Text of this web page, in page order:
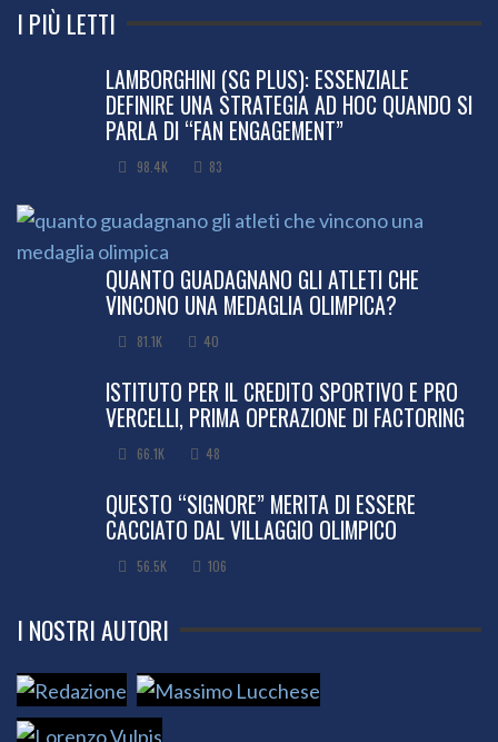
I PIÙ LETTI
LAMBORGHINI (SG PLUS): ESSENZIALE
DEFINIRE UNA STRATEGIA AD HOC QUANDO SI
PARLA DI “FAN ENGAGEMENT”
98.4K 83
QUANTO GUADAGNANO GLI ATLETI CHE
VINCONO UNA MEDAGLIA OLIMPICA?
81.1K 40
ISTITUTO PER IL CREDITO SPORTIVO E PRO
VERCELLI, PRIMA OPERAZIONE DI FACTORING
66.1K 48
QUESTO “SIGNORE” MERITA DI ESSERE
CACCIATO DAL VILLAGGIO OLIMPICO
56.5K 106
I NOSTRI AUTORI